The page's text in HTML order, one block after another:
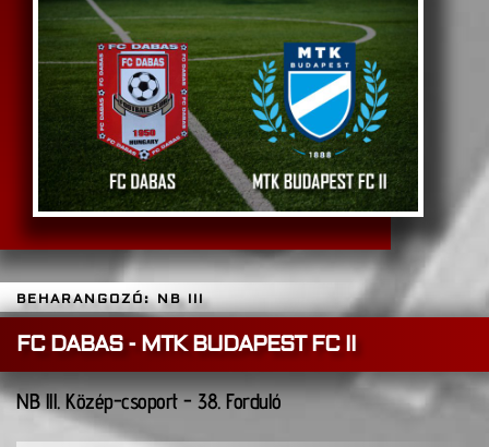
BEHARANGOZÓ: NB III
FC DABAS - MTK BUDAPEST FC II
NB lll. Közép-csoport - 38. Forduló